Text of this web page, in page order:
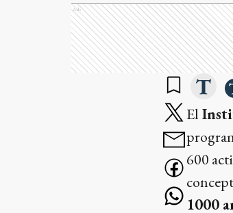
Ads
El
600
1000